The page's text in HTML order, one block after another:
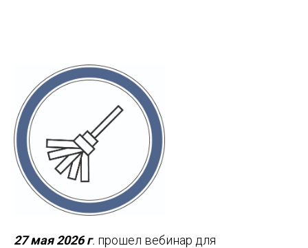
27 мая 2026 г. прошел вебинар для